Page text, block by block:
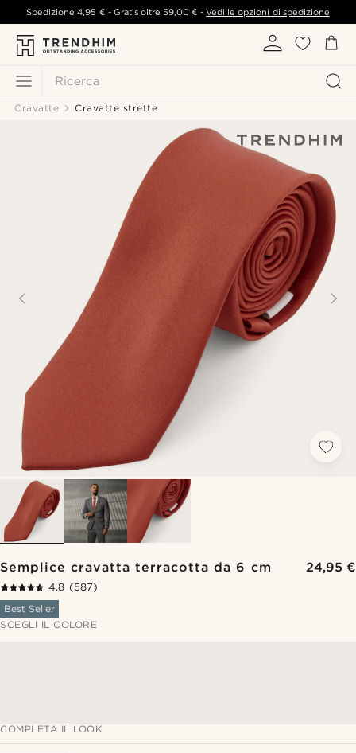
Ricerca
Spedizione4,95 €- Gratis oltre 59,00 € -Vedi le opzioni di spedizione
Cravatte Cravatte strette
Semplice cravatta terracotta da 6 cm 24,95 €
4.8 (587)
Best Seller
SCEGLI IL COLORE
COMPLETA IL LOOK